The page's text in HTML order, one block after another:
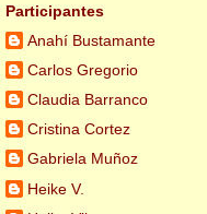
Participantes
Anahí Bustamante
Carlos Gregorio
Claudia Barranco
Cristina Cortez
Gabriela Muñoz
Heike V.